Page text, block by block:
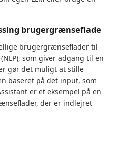
brugergrænseflade
brugergrænseflader til
som giver adgang til en
gør det muligt at stille
baseret på det input, som
er et eksempel på en
der er indlejret